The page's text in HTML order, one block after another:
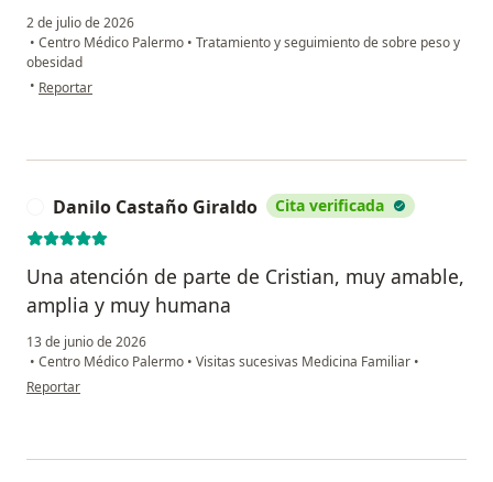
2 de julio de 2026
• Centro Médico Palermo • Tratamiento y seguimiento de sobre peso y
obesidad
• en opinión del usuario Diana Marcela León Cuéllar
Reportar
Danilo Castaño Giraldo Cita verificada
Una atención de parte de Cristian, muy amable,
amplia y muy humana
13 de junio de 2026
• Centro Médico Palermo • Visitas sucesivas Medicina Familiar •
en opinión del usuario Danilo Castaño Giraldo
Reportar